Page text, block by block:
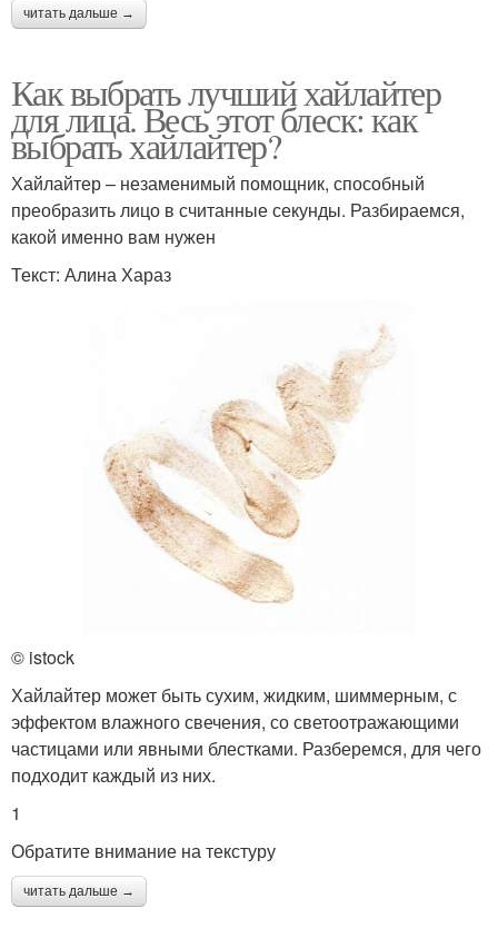
читать дальше →
Как выбрать лучший хайлайтер
для лица. Весь этот блеск: как
выбрать хайлайтер?
Хайлайтер – незаменимый помощник, способный
преобразить лицо в считанные секунды. Разбираемся,
какой именно вам нужен
Текст: Алина Хараз
© istock
Хайлайтер может быть сухим, жидким, шиммерным, с
эффектом влажного свечения, со светоотражающими
частицами или явными блестками. Разберемся, для чего
подходит каждый из них.
1
Обратите внимание на текстуру
читать дальше →